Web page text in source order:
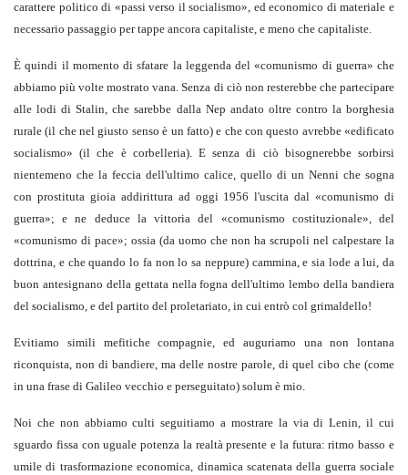
carattere politico di «passi verso il socialismo», ed economico di materiale e
necessario passaggio per tappe ancora capitaliste, e meno che capitaliste.
È quindi il momento di sfatare la leggenda del «comunismo di guerra» che
abbiamo più volte mostrato vana. Senza di ciò non resterebbe che partecipare
alle lodi di Stalin, che sarebbe dalla Nep andato oltre contro la borghesia
rurale (il che nel giusto senso è un fatto) e che con questo avrebbe «edificato
socialismo» (il che è corbelleria). E senza di ciò bisognerebbe sorbirsi
nientemeno che la feccia dell'ultimo calice, quello di un Nenni che sogna
con prostituta gioia addirittura ad oggi 1956 l'uscita dal «comunismo di
guerra»; e ne deduce la vittoria del «comunismo costituzionale», del
«comunismo di pace»; ossia (da uomo che non ha scrupoli nel calpestare la
dottrina, e che quando lo fa non lo sa neppure) cammina, e sia lode a lui, da
buon antesignano della gettata nella fogna dell'ultimo lembo della bandiera
del socialismo, e del partito del proletariato, in cui entrò col grimaldello!
Evitiamo simili mefitiche compagnie, ed auguriamo una non lontana
riconquista, non di bandiere, ma delle nostre parole, di quel cibo che (come
in una frase di Galileo vecchio e perseguitato) solum è mio.
Noi che non abbiamo culti seguitiamo a mostrare la via di Lenin, il cui
sguardo fissa con uguale potenza la realtà presente e la futura: ritmo basso e
umile di trasformazione economica, dinamica scatenata della guerra sociale